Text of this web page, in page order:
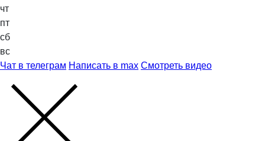
чт
пт
сб
вс
Чат в телеграм Написать в max Смотреть видео